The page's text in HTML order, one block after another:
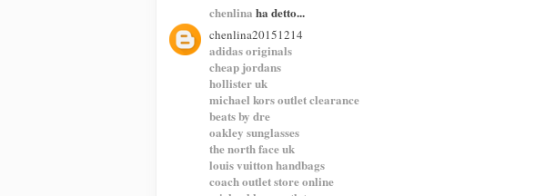
chenlina ha detto...
chenlina20151214
adidas originals
cheap jordans
hollister uk
michael kors outlet clearance
beats by dre
oakley sunglasses
the north face uk
louis vuitton handbags
coach outlet store online